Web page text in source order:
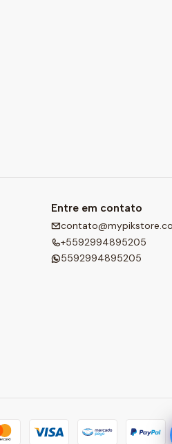
Entre em contato
+5592994895205
5592994895205